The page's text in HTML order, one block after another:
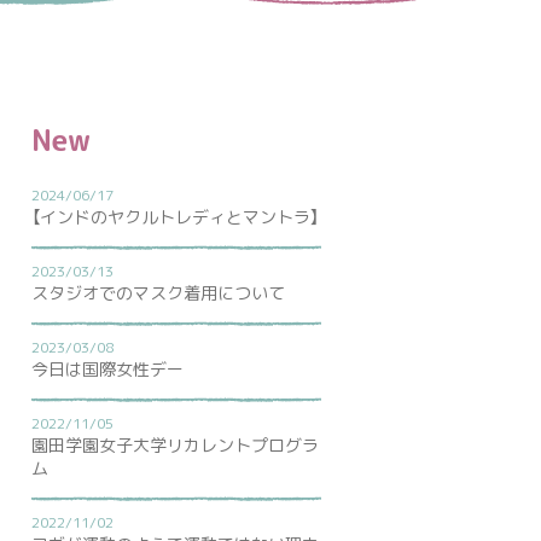
New
2024/06/17
【インドのヤクルトレディとマントラ】
2023/03/13
スタジオでのマスク着用について
2023/03/08
今日は国際女性デー
2022/11/05
園田学園女子大学リカレントプログラ
ム
2022/11/02